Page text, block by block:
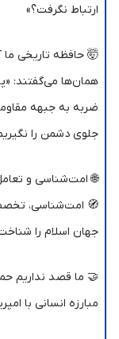
ارتباط نگرفت؟»
🤯 حافظه تاریخی
همان‌ها می‌گفتند:
ضربه به جبهه
جلوی دشمن را
🌐 امت‌شناسی و
🧭 امت‌شناسی،
جهان اسلام را
🤝 ما قصد نداریم
مبارزه انسانی با